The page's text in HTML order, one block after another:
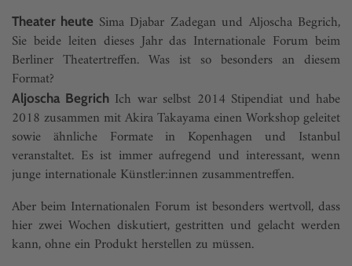
Theater heute Sima Djabar Zadegan und Aljoscha Begrich,
Sie beide leiten dieses Jahr das Internationale Forum beim
Berliner Theatertreffen. Was ist so besonders an diesem
Format?
Aljoscha BegrichIch war selbst 2014 Stipendiat und habe
2018 zusammen mit Akira Takayama einen Workshop geleitet
sowie ähnliche Formate in Kopenhagen und Istanbul
veranstaltet. Es ist immer aufregend und interessant, wenn
junge internationale Künstler:innen zusammentreffen.
Aber beim Internationalen Forum ist besonders wertvoll, dass
hier zwei Wochen diskutiert, gestritten und gelacht werden
kann, ohne ein Produkt herstellen zu müssen.